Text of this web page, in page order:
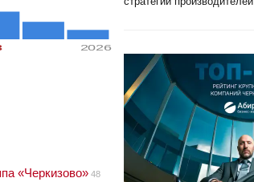
2026
«Черкизово» 48